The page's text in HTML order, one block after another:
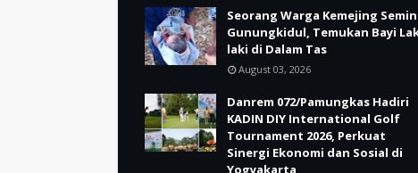
Seorang Warga Kemejing Semin
Gunungkidul, Temukan Bayi
laki di Dalam Tas
August 03, 2026
Danrem 072/Pamungkas Hadiri
KADIN DIY International Golf
Tournament 2026, Perkuat
Sinergi Ekonomi dan Sosial di
Yogyakarta